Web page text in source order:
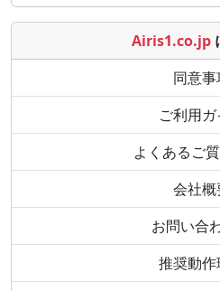
Airis1.co.jp
同意
ご利用ガ
よくあるご
会社概
お問い合
推奨動